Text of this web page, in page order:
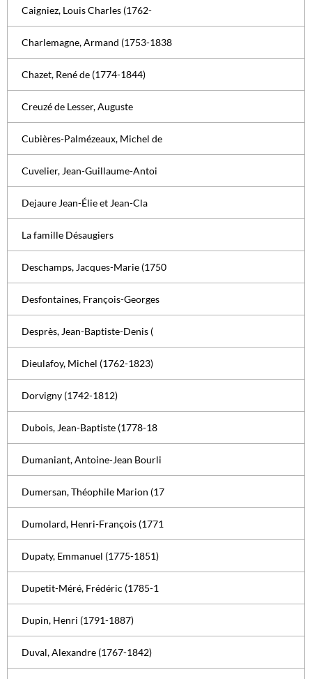
Caigniez, Louis Charles (1762-
Charlemagne, Armand (1753-1838
Chazet, René de (1774-1844)
Creuzé de Lesser, Auguste
Cubières-Palmézeaux, Michel de
Cuvelier, Jean-Guillaume-Antoi
Dejaure Jean-Élie et Jean-Cla
La famille Désaugiers
Deschamps, Jacques-Marie (1750
Desfontaines, François-Georges
Desprès, Jean-Baptiste-Denis (
Dieulafoy, Michel (1762-1823)
Dorvigny (1742-1812)
Dubois, Jean-Baptiste (1778-18
Dumaniant, Antoine-Jean Bourli
Dumersan, Théophile Marion (17
Dumolard, Henri-François (1771
Dupaty, Emmanuel (1775-1851)
Dupetit-Méré, Frédéric (1785-1
Dupin, Henri (1791-1887)
Duval, Alexandre (1767-1842)